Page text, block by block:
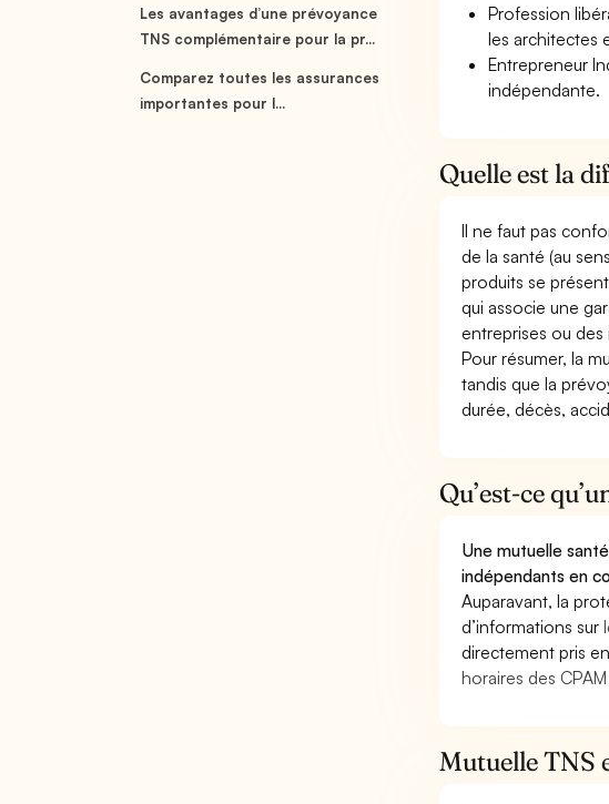
Les avantages d’une prévoyance
TNS complémentaire pour la pr...
Comparez toutes les assurances
importantes pour l...
Profession
les architectes
Entrepreneur
indépendante.
Quelle est la
Il ne faut pas
de la santé (au
produits se
qui associe une
entreprises ou des
Pour résumer, la
tandis que la
durée, décès,
Qu’est-ce
Une mutuelle
indépendants en
Auparavant, la
d’informations sur
directement pris
horaires des
Mutuelle TNS